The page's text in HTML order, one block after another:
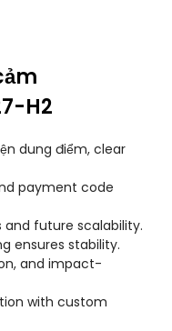
H2
dung điểm,clear
payment code
and future scalability.
ensures stability.
, and impact-
with custom